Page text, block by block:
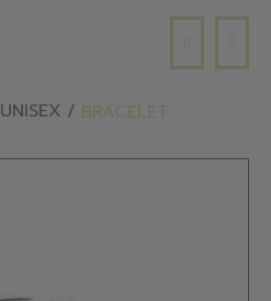
UNISEX BRACELET